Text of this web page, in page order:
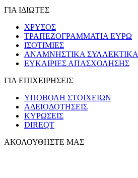
ΓΙΑ ΙΔΙΩΤΕΣ
ΧΡΥΣΟΣ
ΤΡΑΠΕΖΟΓΡΑΜΜΑΤΙΑ ΕΥΡΩ
ΙΣΟΤΙΜΙΕΣ
ΑΝΑΜΝΗΣΤΙΚΑ ΣΥΛΛΕΚΤΙΚΑ
ΕΥΚΑΙΡΙΕΣ ΑΠΑΣΧΟΛΗΣΗΣ
ΓΙΑ ΕΠΙΧΕΙΡΗΣΕΙΣ
ΥΠΟΒΟΛΗ ΣΤΟΙΧΕΙΩΝ
ΑΔΕΙΟΔΟΤΗΣΕΙΣ
ΚΥΡΩΣΕΙΣ
DIREQT
ΑΚΟΛΟΥΘΗΣΤΕ ΜΑΣ